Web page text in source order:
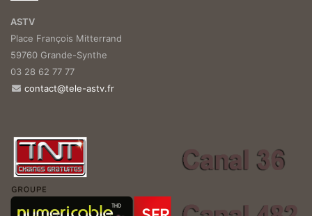
ASTV
Place François Mitterrand
59760 Grande-Synthe
03 28 62 77 77
contact@tele-astv.fr